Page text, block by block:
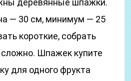
деревянные шпажки.
— 30 см, минимум — 25
короткие, собрать
сложно. Шпажек купите
для одного фрукта